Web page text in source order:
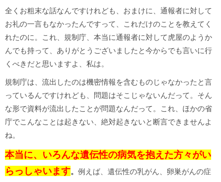
全くお粗末な話なんですけれども、おまけに、通報者に対して
お礼の一言もなかったんですって、これだけのことを教えてく
れたのに。これ、規制庁、本当に通報者に対して虎屋のようか
んでも持って、ありがとうございましたと今からでも言いに行
くべきだと思いますよ、私は。
規制庁は、流出したのは機密情報を含むものじゃなかったと言
っているんですけれども、問題はそこじゃないんだって。そん
な形で資料が流出したことが問題なんだって。これ、ほかの省
庁でこんなことは起きない、絶対起きないと断言できませんよ
ね。
本当に、いろんな遺伝性の病気を抱えた方々がい
らっしゃいます。 例えば、遺伝性の乳がん、卵巣がんの症